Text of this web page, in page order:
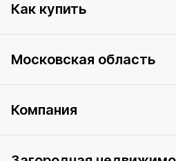
Как купить
Московская область
Компания